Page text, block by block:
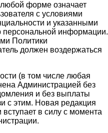
форме означает
с условиями
и указанными
персональной информации.
Политики
должен воздержаться
(в том числе любая
Администрацией без
и без выплаты
с этим. Новая редакция
в силу с момента